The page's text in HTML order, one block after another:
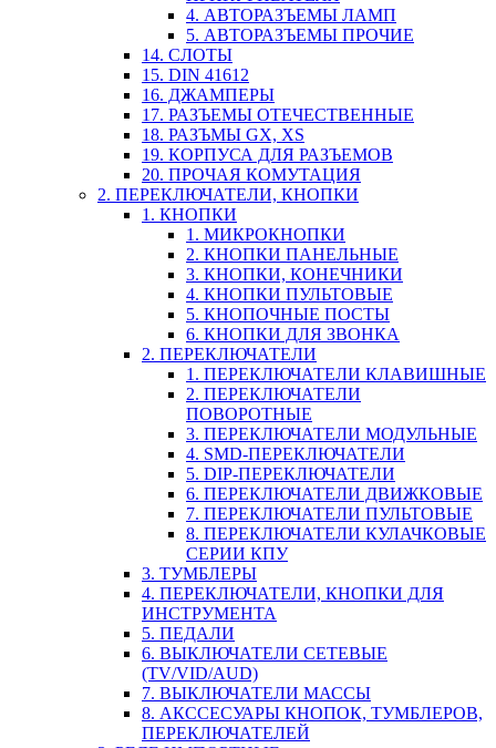
4. АВТОРАЗЪЕМЫ ЛАМП
5. АВТОРАЗЪЕМЫ ПРОЧИЕ
14. СЛОТЫ
15. DIN 41612
16. ДЖАМПЕРЫ
17. РАЗЪЕМЫ ОТЕЧЕСТВЕННЫЕ
18. РАЗЪМЫ GX, XS
19. КОРПУСА ДЛЯ РАЗЪЕМОВ
20. ПРОЧАЯ КОМУТАЦИЯ
2. ПЕРЕКЛЮЧАТЕЛИ, КНОПКИ
1. КНОПКИ
1. МИКРОКНОПКИ
2. КНОПКИ ПАНЕЛЬНЫЕ
3. КНОПКИ, КОНЕЧНИКИ
4. КНОПКИ ПУЛЬТОВЫЕ
5. КНОПОЧНЫЕ ПОСТЫ
6. КНОПКИ ДЛЯ ЗВОНКА
2. ПЕРЕКЛЮЧАТЕЛИ
1. ПЕРЕКЛЮЧАТЕЛИ КЛАВИШНЫЕ
2. ПЕРЕКЛЮЧАТЕЛИ
ПОВОРОТНЫЕ
3. ПЕРЕКЛЮЧАТЕЛИ МОДУЛЬНЫЕ
4. SMD-ПЕРЕКЛЮЧАТЕЛИ
5. DIP-ПЕРЕКЛЮЧАТЕЛИ
6. ПЕРЕКЛЮЧАТЕЛИ ДВИЖКОВЫЕ
7. ПЕРЕКЛЮЧАТЕЛИ ПУЛЬТОВЫЕ
8. ПЕРЕКЛЮЧАТЕЛИ КУЛАЧКОВЫЕ
СЕРИИ КПУ
3. ТУМБЛЕРЫ
4. ПЕРЕКЛЮЧАТЕЛИ, КНОПКИ ДЛЯ
ИНСТРУМЕНТА
5. ПЕДАЛИ
6. ВЫКЛЮЧАТЕЛИ СЕТЕВЫЕ
(TV/VID/AUD)
7. ВЫКЛЮЧАТЕЛИ МАССЫ
8. АКССЕСУАРЫ КНОПОК, ТУМБЛЕРОВ,
ПЕРЕКЛЮЧАТЕЛЕЙ